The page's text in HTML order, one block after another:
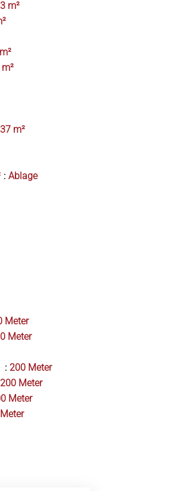
m²
37 m²
Ablage
Meter
Meter
200 Meter
200 Meter
Meter